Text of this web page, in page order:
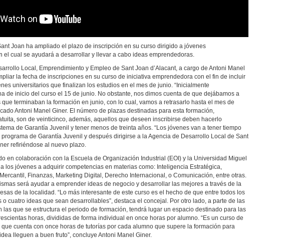
Joan ha ampliado el plazo de inscripción en su curso dirigido a jóvenes
el cual se ayudará a desarrollar y llevar a cabo ideas emprendedoras.
Local, Emprendimiento y Empleo de Sant Joan d’Alacant, a cargo de Antoni Manel
la fecha de inscripciones en su curso de iniciativa emprendedora con el fin de incluir
universitarios que finalizan los estudios en el mes de junio. “Inicialmente
de inicio del curso el 15 de junio. No obstante, nos dimos cuenta de que dejábamos a
terminaban la formación en junio, con lo cual, vamos a retrasarlo hasta el mes de
Antoni Manel Giner. El número de plazas destinadas para esta formación,
son de veinticinco, además, aquellos que deseen inscribirse deben hacerlo
de Garantía Juvenil y tener menos de treinta años. “Los jóvenes van a tener tiempo
de Garantía Juvenil y después dirigirse a la Agencia de Desarrollo Local de Sant
refiriéndose al nuevo plazo.
en colaboración con la Escuela de Organización Industrial (EOI) y la Universidad Miguel
los jóvenes a adquirir competencias en materias como: Inteligencia Estratégica,
Finanzas, Marketing Digital, Derecho Internacional, o Comunicación, entre otras.
será ayudar a emprender ideas de negocio y desarrollar las mejores a través de la
de la localidad. “Lo más interesante de este curso es el hecho de que entre todos los
o cuatro ideas que sean desarrollables”, destaca el concejal. Por otro lado, a parte de las
las que se estructura el periodo de formación, tendrá lugar un espacio destinado para las
horas, divididas de forma individual en once horas por alumno. “Es un curso de
cuenta con once horas de tutorías por cada alumno que supere la formación para
lleguen a buen fruto”, concluye Antoni Manel Giner.